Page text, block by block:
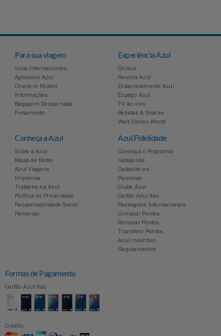
Perfumes
Pet
Relógios
Saúde E Bem-Estar
TV
Utilidades Industriais
Vestuário
Renner
Safe – Escola De Aviação
Stanley Pmi
The Bar
Top Store
Tramontina
Três Corações
Weconnect
Para sua viagem
Voos Internacionais
Aplicativo Azul
Check-in Mobile
Informações
Bagagem Despachada
Fretamento
Experiência Azul
Ônibus
Revista Azul
Estacionamento Azul
Espaço Azul
TV ao vivo
Bebidas & Snacks
Walt Disney World
Conheça a Azul
Sobre a Azul
Mapa de Rotas
Azul Viagens
Imprensa
Trabalhe na Azul
Política de Privacidade
Responsabilidade Social
Parcerias
Azul Fidelidade
Conheça o Programa
Categorias
Cadastre-se
Parcerias
Clube Azul
Cartão Azul Itaú
Passagens Internacionais
Comprar Pontos
Renovar Pontos
Transferir Pontos
Azul Incentivo
Regulamentos
Formas de Pagamento
Cartão Azul Itaú
Crédito